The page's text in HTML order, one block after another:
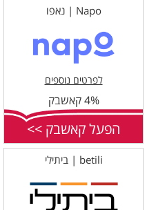
Napo | נאפו
לפרטים נוספים
4% קאשבק
הפעל קאשבק >>
betili | ביתילי